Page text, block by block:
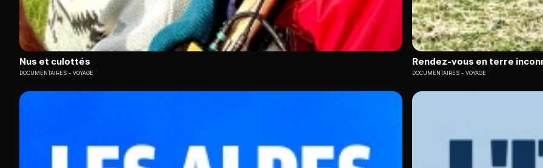
Nus et culottés
DOCUMENTAIRES VOYAGE
Rendez-vous en terre
DOCUMENTAIRES VOYAGE